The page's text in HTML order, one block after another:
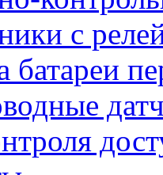
с
батареи